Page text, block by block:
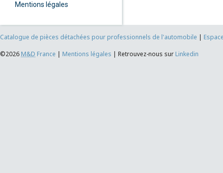
Mentions légales
Catalogue de pièces détachées pour professionnels de l'automobile |
©2026 M&D France | Mentions légales | Retrouvez-nous sur Linkedin